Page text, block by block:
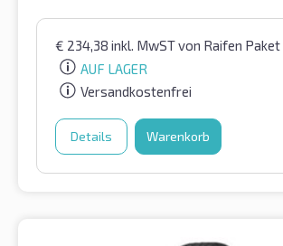
€ 234,38 inkl. MwSTvon Raifen Paket
AUF LAGER
Versandkostenfrei
Details Warenkorb